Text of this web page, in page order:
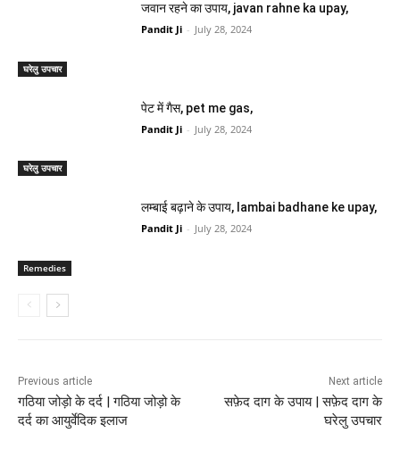
घरेलु उपचार
जवान रहने का उपाय, javan rahne ka upay,
Pandit Ji - July 28, 2024
घरेलु उपचार
पेट में गैस, pet me gas,
Pandit Ji - July 28, 2024
Remedies
लम्बाई बढ़ाने के उपाय, lambai badhane ke upay,
Pandit Ji - July 28, 2024
Previous article
गठिया जोड़ो के दर्द | गठिया जोड़ो के
दर्द का आयुर्वेदिक इलाज
Next article
सफ़ेद दाग के उपाय | सफ़ेद दाग के
घरेलु उपचार